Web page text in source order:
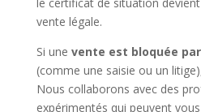
vente légale.
Si une vente est bloquée
(comme une saisie ou un
Nous collaborons avec des
expérimentés qui peuvent